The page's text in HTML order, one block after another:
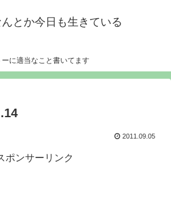
とか今日も生きている
ーに適当なこと書いてます
2011.09.05
ポンサーリンク